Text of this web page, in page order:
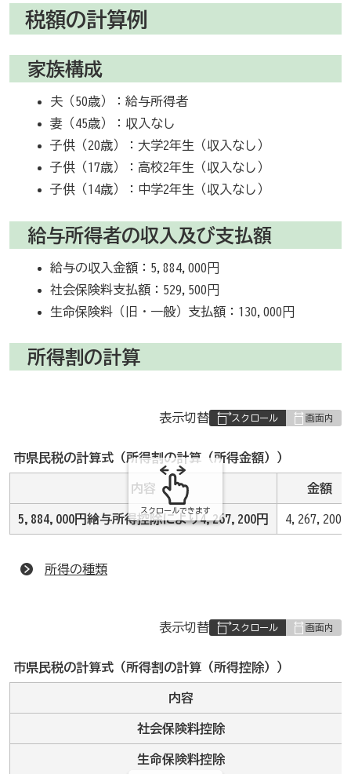
税額の計算例
家族構成
夫（50歳）：給与所得者
妻（45歳）：収入なし
子供（20歳）：大学2年生（収入なし）
子供（17歳）：高校2年生（収入なし）
子供（14歳）：中学2年生（収入なし）
給与所得者の収入及び支払額
給与の収入金額：5,884,000円
社会保険料支払額：529,500円
生命保険料（旧・一般）支払額：130,000円
所得割の計算
表
み
の
表示切替
市県民税の計算式（所得割の計算（所得金額））
内容 金額
5,884,000円→給与所得控除により4,267,200円 4,267,200
スクロールできます
所得の種類
表
み
の
表示切替
市県民税の計算式（所得割の計算（所得控除））
内容
社会保険料控除
生命保険料控除